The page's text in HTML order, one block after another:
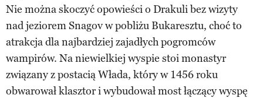
Nie można skoczyć opowieści o Drakuli bez wizyty
nad jeziorem Snagov w pobliżu Bukaresztu, choć to
atrakcja dla najbardziej zajadłych pogromców
wampirów. Na niewielkiej wyspie stoi monastyr
związany z postacią Włada, który w 1456 roku
obwarował klasztor i wybudował most łączący wyspę